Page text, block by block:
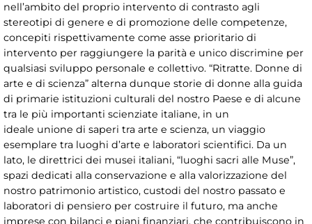
nell’ambito del proprio intervento di contrasto agli
stereotipi di genere e di promozione delle competenze,
concepiti rispettivamente come asse prioritario di
intervento per raggiungere la parità e unico discrimine per
qualsiasi sviluppo personale e collettivo. “Ritratte. Donne di
arte e di scienza” alterna dunque storie di donne alla guida
di primarie istituzioni culturali del nostro Paese e di alcune
tra le più importanti scienziate italiane, in un
ideale unione di saperi tra arte e scienza, un viaggio
esemplare tra luoghi d’arte e laboratori scientifici. Da un
lato, le direttrici dei musei italiani, “luoghi sacri alle Muse”,
spazi dedicati alla conservazione e alla valorizzazione del
nostro patrimonio artistico, custodi del nostro passato e
laboratori di pensiero per costruire il futuro, ma anche